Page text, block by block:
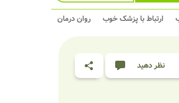
ارتباط با پزشک خوب روان درمان
نظر دهید